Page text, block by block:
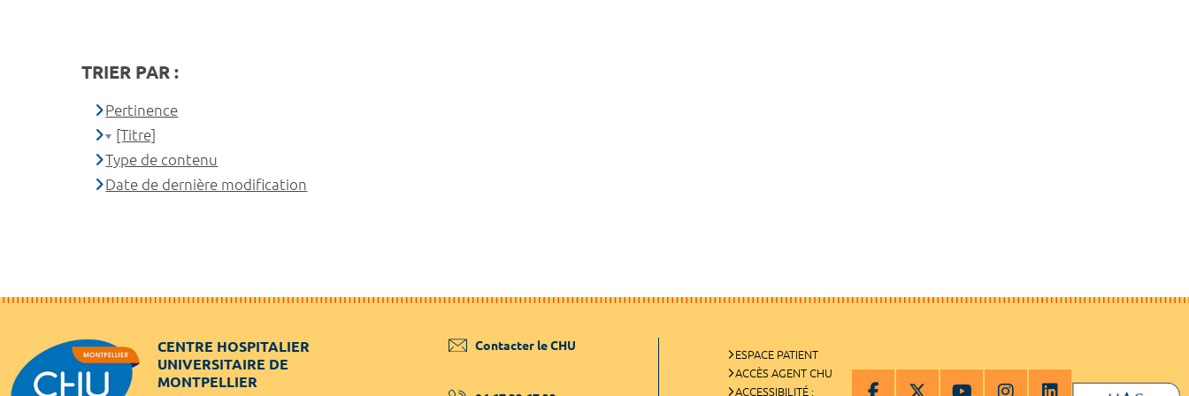
TRIER PAR :
Pertinence
[Titre]
Type de contenu
Date de dernière modification
CENTRE HOSPITALIER
UNIVERSITAIRE DE
MONTPELLIER
Contacter le CHU
ESPACE PATIENT
ACCÈS AGENT CHU
ACCESSIBILITÉ :